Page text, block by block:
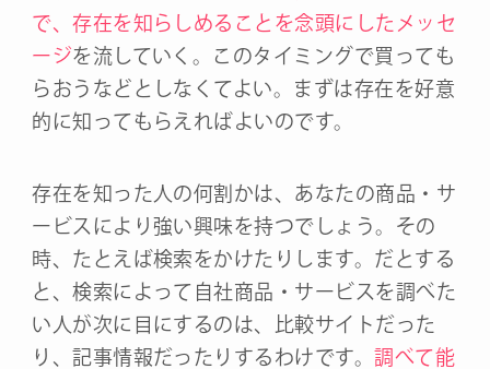
で、存在を知らしめることを念頭にしたメッセ
ージを流していく。このタイミングで買っても
らおうなどとしなくてよい。まずは存在を好意
的に知ってもらえればよいのです。
存在を知った人の何割かは、あなたの商品・サ
ービスにより強い興味を持つでしょう。その
時、たとえば検索をかけたりします。だとする
と、検索によって自社商品・サービスを調べた
い人が次に目にするのは、比較サイトだった
り、記事情報だったりするわけです。調べて能